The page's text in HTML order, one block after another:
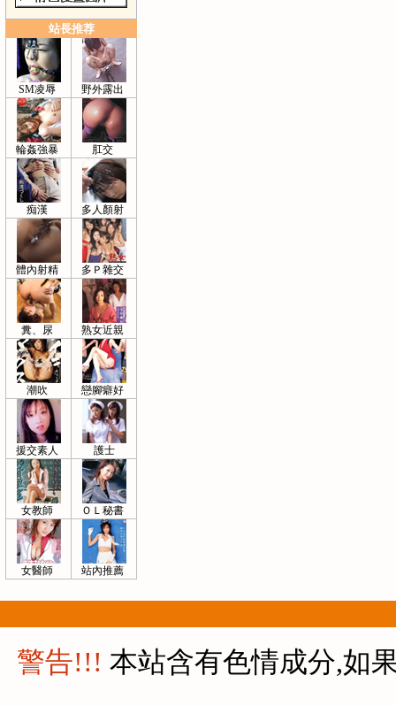
站長推荐
SM凌辱 野外露出
輪姦強暴 肛交
痴漢 多人顏射
體內射精 多Ｐ雜交
糞、尿 熟女近親
潮吹 戀腳癖好
援交素人 護士
女教師 ＯＬ秘書
女醫師 站內推薦
警告!!! 本站含有色情成分,如